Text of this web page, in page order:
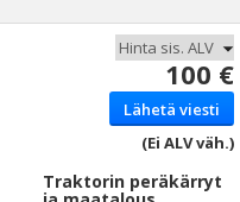
100 €
Lähetä viesti
(Ei ALV väh.)
Traktorin peräkärryt
Hakutyökalut »
Tyhjennä haut